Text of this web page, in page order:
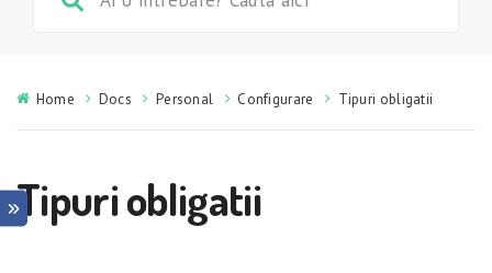
Home Docs Personal Configurare Tipuri obligatii
Tipuri obligatii